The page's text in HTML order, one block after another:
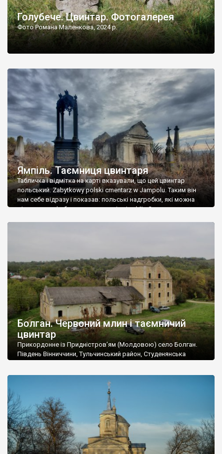
Голубече. Цвинтар. Фотогалерея
Фото Романа Маленкова, 2024 р.
Ямпіль. Таємниця цвинтаря
Табличка і відмітка на карті вказували, що цей цвинтар
польський. Zabytkowy polski cmentarz w Jampolu. Таким він
нам себе відразу і показав: польські надгробки, які можна
віднести до фабричних, польські епітафії… Загалом цвинтар
Болган. Червоний млин і таємничий
цвинтар
Прикордонне із Придністров’ям (Молдовою) село Болган.
Південь Вінниччини, Тульчинський район, Студенянська
старовинний цвинтар із кам’яними хрестами. Всі епітафії, які
збереглися, написані кирилицею, церковнослов’янською
мовою. За всіма традиційними ознаками – цвинтар
український. Хрести датуються 19 століттям. У 1924-1940
роках Болган […]